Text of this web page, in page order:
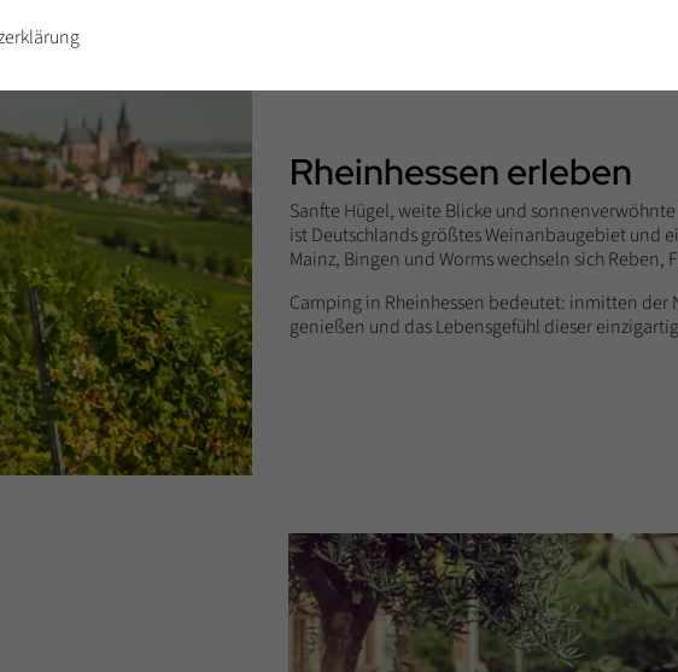
Rheinhessen erleben
Sanfte Hügel, weite Blicke und
ist Deutschlands größtes Weinanbaugebiet und
Mainz, Bingen und Worms wechseln sich
Camping in Rheinhessen bedeutet: inmitten der
genießen und das Lebensgefühl dieser